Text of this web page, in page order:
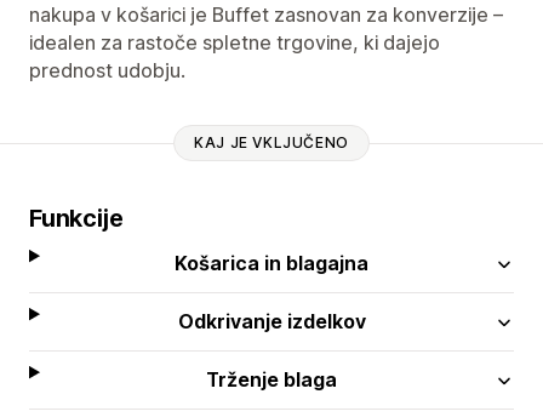
nakupa v košarici je Buffet zasnovan za konverzije –
idealen za rastoče spletne trgovine, ki dajejo
prednost udobju.
KAJ JE VKLJUČENO
Funkcije
Košarica in blagajna
Odkrivanje izdelkov
Trženje blaga